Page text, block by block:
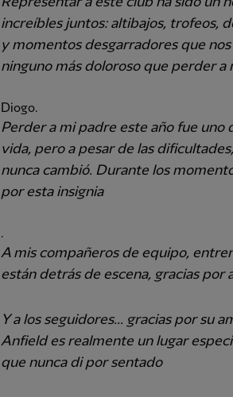
increíbles juntos: altibajos, trofeos,
y momentos desgarradores que
ninguno más doloroso que perder a
Diogo.
Perder a mi padre este año fue uno
vida, pero a pesar de las
nunca cambió. Durante los
por esta insignia
.
A mis compañeros de equipo,
están detrás de escena, gracias por
Y a los seguidores... gracias por su
Anfield es realmente un lugar
que nunca di por sentado